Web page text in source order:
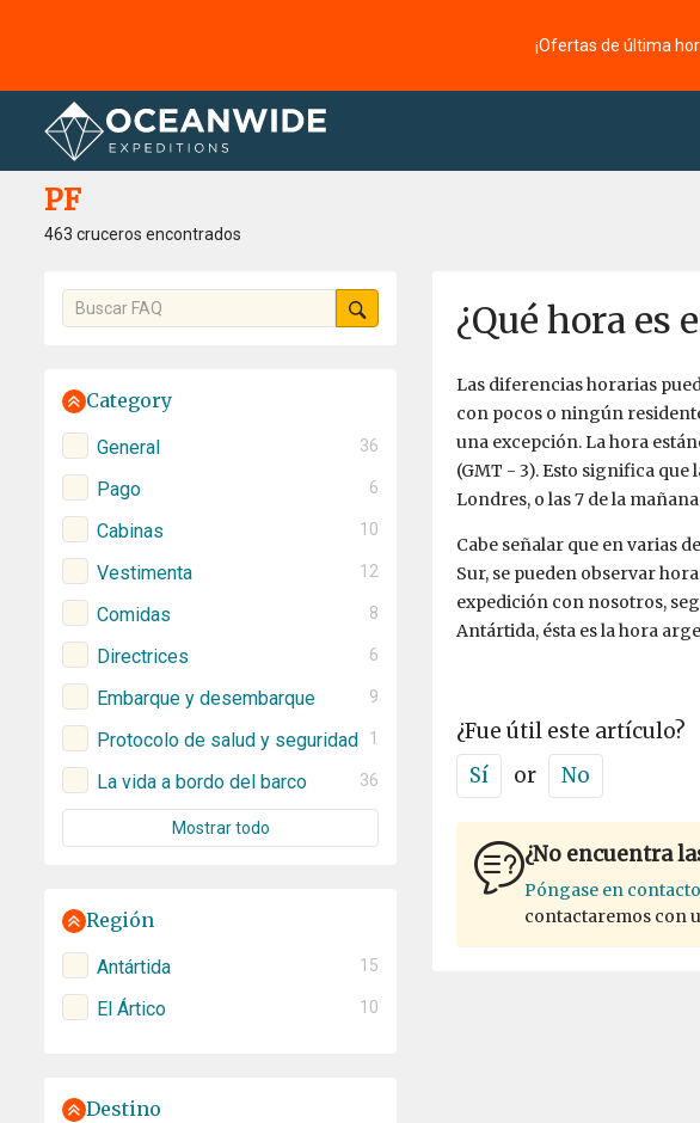
¡Ofertas de última
Página principal PF
PF
463 cruceros encontrados
Category
General 36
Pago 6
Cabinas 10
Vestimenta 12
Comidas 8
Directrices 6
Embarque y desembarque 9
Protocolo de salud y seguridad 1
La vida a bordo del barco 36
Mostrar todo
Región
Antártida 15
El Ártico 10
Destino
¿Qué hora es
Las diferencias horarias
con pocos o ningún
una excepción. La hora
(GMT - 3). Esto significa que
Londres, o las 7 de la
Cabe señalar que en varias
Sur, se pueden observar
expedición con nosotros,
Antártida, ésta es la hora
¿Fue útil este artículo?
Sí
or No
¿No encuentra
Póngase en
contactaremos con